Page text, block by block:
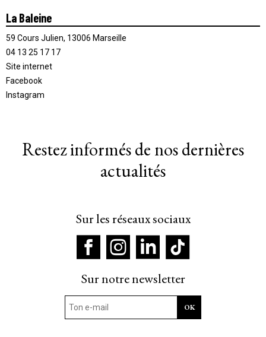
La Baleine
59 Cours Julien, 13006 Marseille
04 13 25 17 17
Site internet
Facebook
Instagram
Restez informés de nos dernières
actualités
Sur les réseaux sociaux
Sur notre newsletter